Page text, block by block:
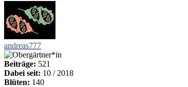
andreas777
Beiträge: 521
Dabei seit: 10 / 2018
Blüten: 140